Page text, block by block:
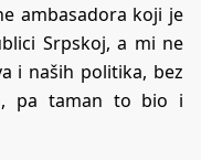
ambasadora koji je
Srpskoj, a mi ne
i naših politika, bez
pa taman to bio i